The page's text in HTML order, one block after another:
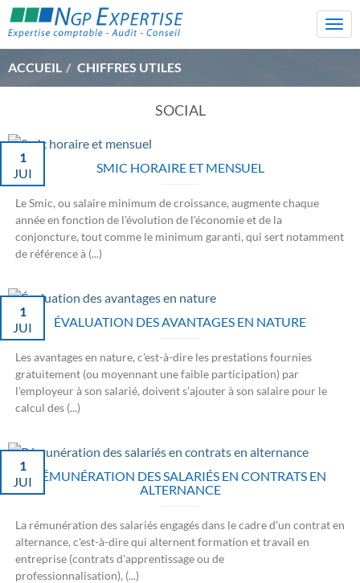
ACCUEIL
CHIFFRES UTILES
SOCIAL
SMIC HORAIRE ET MENSUEL
1
JUI
Le Smic, ou salaire minimum de croissance, augmente chaque
année en fonction de l'évolution de l'économie et de la
conjoncture, tout comme le minimum garanti, qui sert notamment
de référence à (...)
ÉVALUATION DES AVANTAGES EN NATURE
1
JUI
Les avantages en nature, c'est-à-dire les prestations fournies
gratuitement (ou moyennant une faible participation) par
l'employeur à son salarié, doivent s'ajouter à son salaire pour le
calcul des (...)
RÉMUNÉRATION DES SALARIÉS EN CONTRATS EN
ALTERNANCE
1
JUI
La rémunération des salariés engagés dans le cadre d'un contrat en
alternance, c'est-à-dire qui alternent formation et travail en
entreprise (contrats d'apprentissage ou de
professionnalisation), (...)